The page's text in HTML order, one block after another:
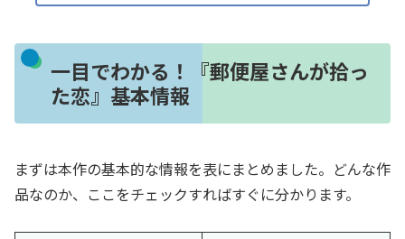
一目でわかる！『郵便屋さんが拾っ
た恋』基本情報
まずは本作の基本的な情報を表にまとめました。どんな作
品なのか、ここをチェックすればすぐに分かります。